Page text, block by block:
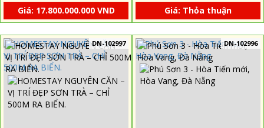
Giá: 17.800.000.000 VND
Giá: Thỏa thuận
DN-102997 DN-102996